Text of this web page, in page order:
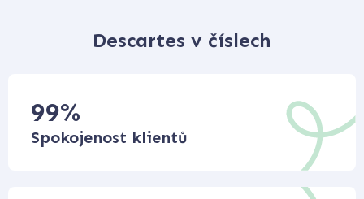
Descartes v číslech
99%
Spokojenost klientů